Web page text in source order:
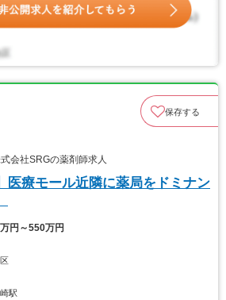
保存する
社SRGの薬剤師求人
医療モール近隣に薬局をドミナン
円～550万円
駅